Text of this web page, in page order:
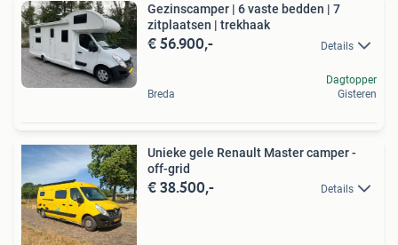
Gezinscamper | 6 vaste bedden | 7
zitplaatsen | trekhaak
€ 56.900,- Details
Breda
Dagtopper
Gisteren
Unieke gele Renault Master camper -
off-grid
€ 38.500,- Details